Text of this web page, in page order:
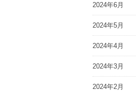
2024年6月
2024年5月
2024年4月
2024年3月
2024年2月